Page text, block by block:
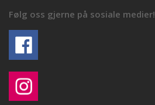
Følg oss gjerne på sosiale medier!